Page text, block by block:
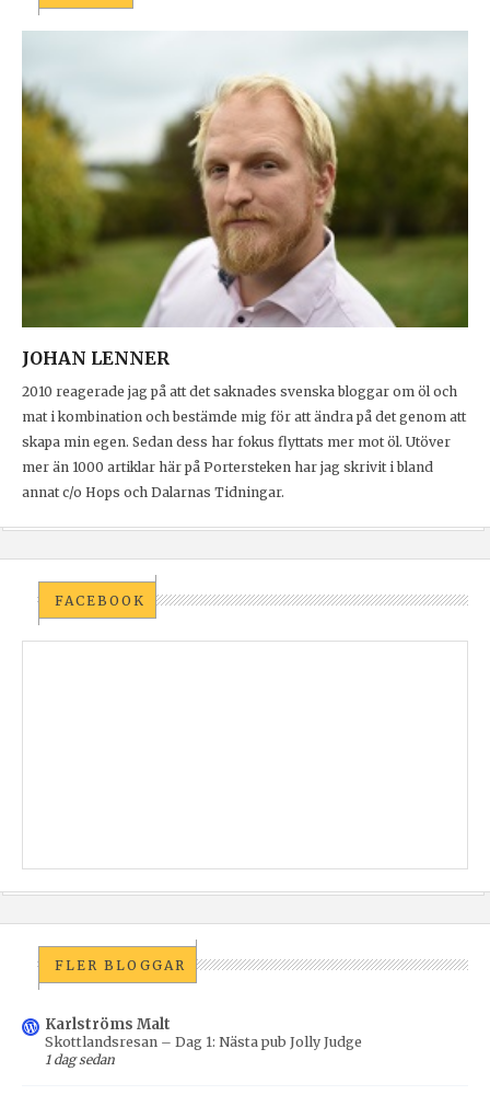
JOHAN LENNER
2010 reagerade jag på att det saknades svenska bloggar om öl och
mat i kombination och bestämde mig för att ändra på det genom att
skapa min egen. Sedan dess har fokus flyttats mer mot öl. Utöver
mer än 1000 artiklar här på Portersteken har jag skrivit i bland
annat c/o Hops och Dalarnas Tidningar.
FACEBOOK
FLER BLOGGAR
Karlströms Malt
Skottlandsresan – Dag 1: Nästa pub Jolly Judge
1 dag sedan